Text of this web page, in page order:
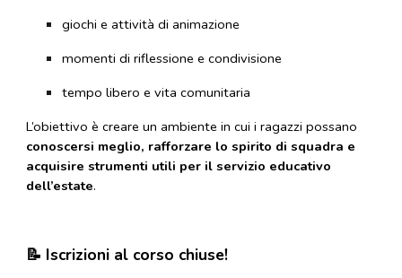
giochi e attività di animazione
momenti di riflessione e condivisione
tempo libero e vita comunitaria
L’obiettivo è creare un ambiente in cui i ragazzi possano
conoscersi meglio, rafforzare lo spirito di squadra e
acquisire strumenti utili per il servizio educativo
dell’estate.
📝 Iscrizioni al corso chiuse!